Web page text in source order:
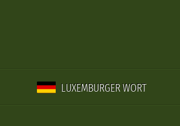
LUXEMBURGER WORT